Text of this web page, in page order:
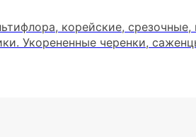
корейские,
Укорененные черенки,